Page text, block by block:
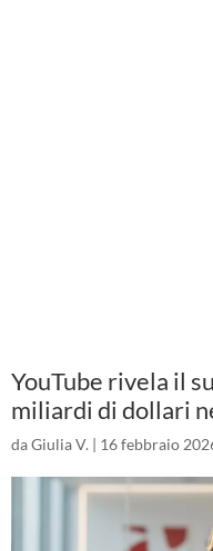
YouTube rivela il
miliardi di dollari
daGiulia V. | 16 febbraio